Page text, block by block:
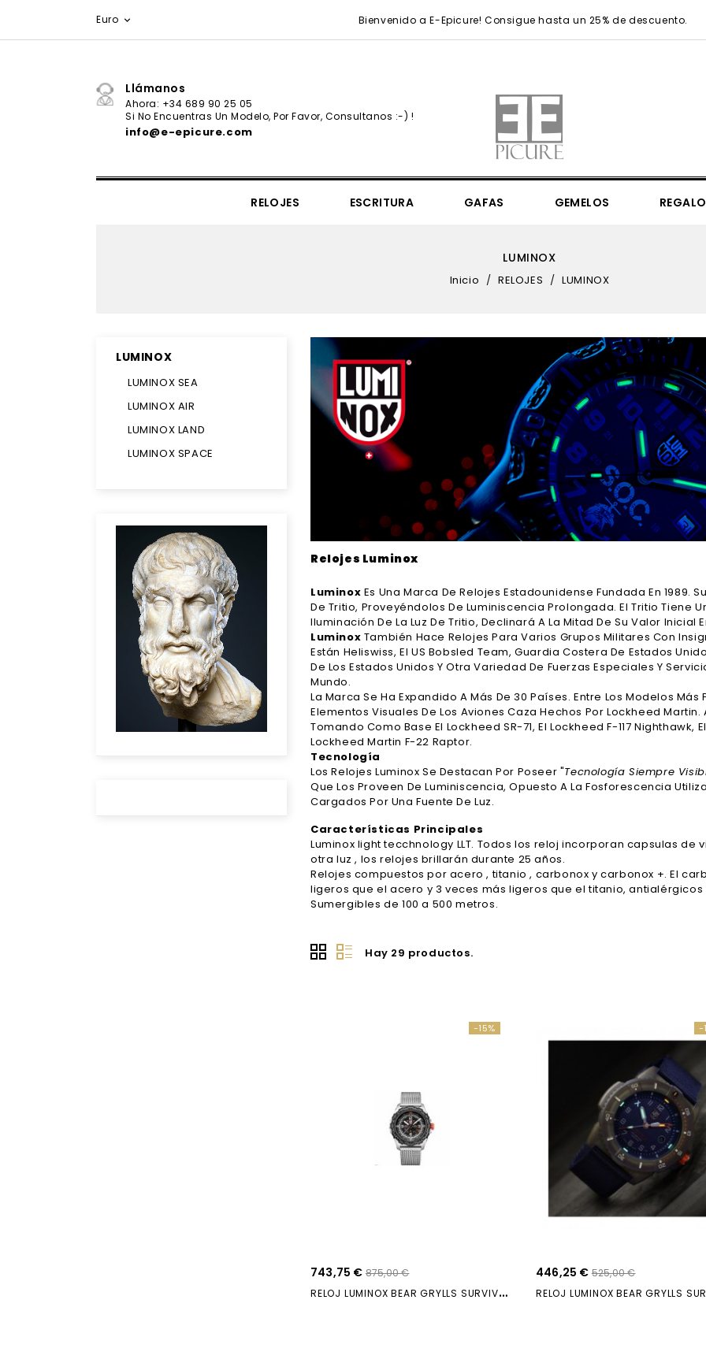
Euro  Bienvenido a E-Epicure! Consigue hasta un 25% de descuento.
Llámanos
Ahora: +34 689 90 25 05
Si No Encuentras Un Modelo, Por Favor, Consultanos :-) !
info@e-epicure.com
RELOJES ESCRITURA GAFAS GEMELOS
LUMINOX
Inicio RELOJES LUMINOX
LUMINOX
LUMINOX SEA
LUMINOX AIR
LUMINOX LAND
LUMINOX SPACE
Relojes Luminox
Luminox Es Una Marca De Relojes Estadounidense Fundada En 1989.
De Tritio, Proveyéndolos De Luminiscencia Prolongada. El Tritio Tiene
Iluminación De La Luz De Tritio, Declinará A La Mitad De Su Valor Inicial
Luminox También Hace Relojes Para Varios Grupos Militares Con
Están Heliswiss, El US Bobsled Team, Guardia Costera De Estados
De Los Estados Unidos Y Otra Variedad De Fuerzas Especiales Y
Mundo.
La Marca Se Ha Expandido A Más De 30 Países. Entre Los Modelos
Elementos Visuales De Los Aviones Caza Hechos Por Lockheed Martin.
Tomando Como Base El Lockheed SR-71, El Lockheed F-117 Nighthawk,
Lockheed Martin F-22 Raptor.
Tecnología
Los Relojes Luminox Se Destacan Por Poseer "Tecnología Siempre
Que Los Proveen DeLuminiscencia, Opuesto A LaFosforescencia
Cargados Por Una Fuente De Luz.
Características Principales
Luminox light tecchnology LLT. Todos los reloj incorporan capsulas
otra luz , los relojes brillarán durante 25 años.
Relojes compuestos por acero , titanio , carbonox y carbonox +. El
ligeros que el acero y 3 veces más ligeros que el titanio,
Sumergibles de 100 a 500 metros.
Hay 29 productos.
-15%
743,75 € 875,00 €
R
ELOJ LUMINOX BEAR GRYLLS SURVIVAL MESH BAND...
-
446,25 € 525,00 €